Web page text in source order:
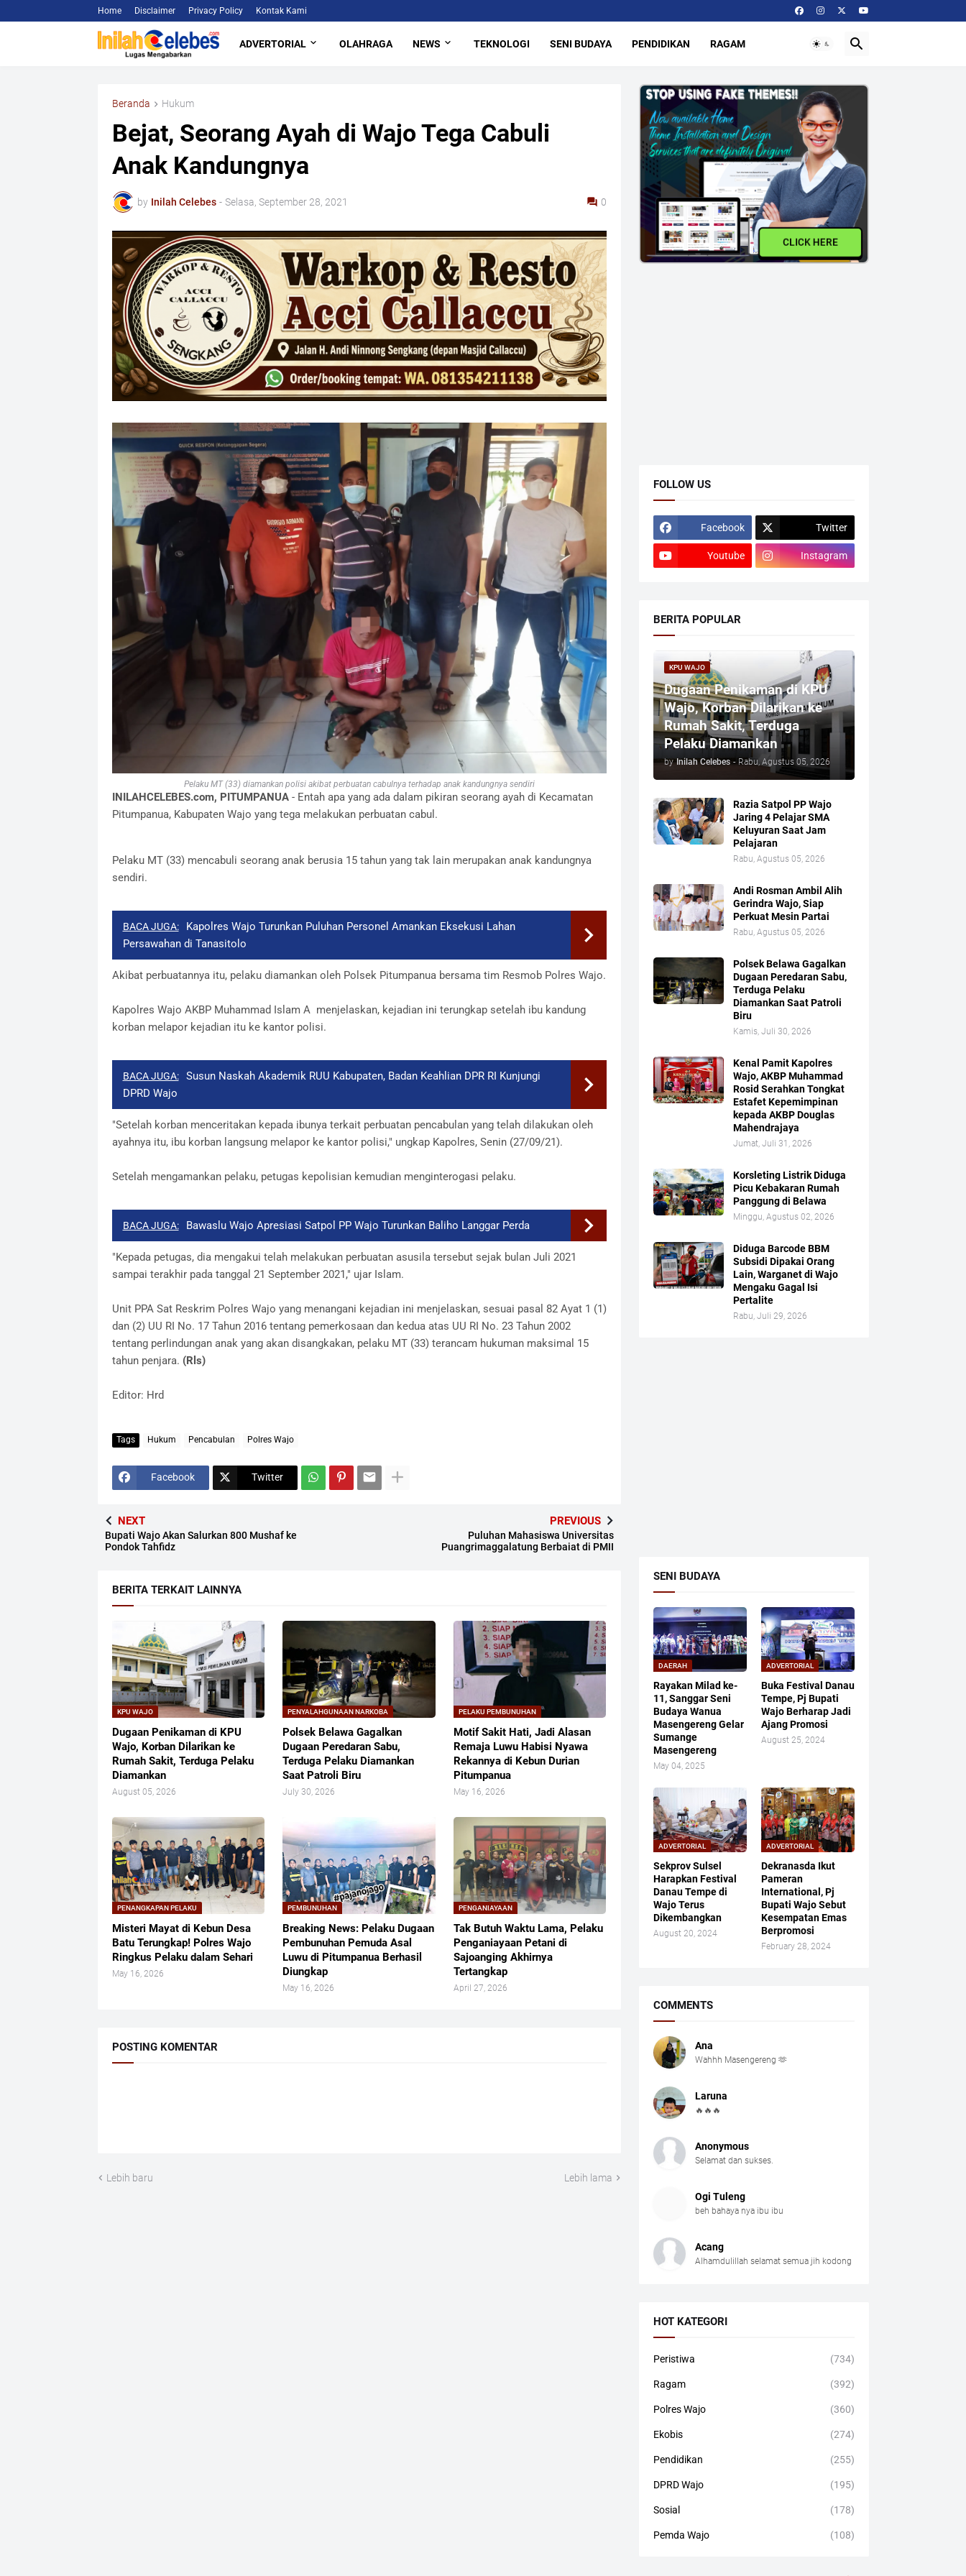
Home Disclaimer Privacy Policy Kontak Kami
ADVERTORIAL OLAHRAGA NEWS TEKNOLOGI SENI BUDAYA PENDIDIKAN RAGAM
Beranda Hukum
Bejat, Seorang Ayah di Wajo Tega Cabuli
Anak Kandungnya
by Inilah Celebes - Selasa, September 28, 2021 0
Pelaku MT (33) diamankan polisi akibat perbuatan cabulnya terhadap anak kandungnya sendiri
INILAHCELEBES.com, PITUMPANUA- Entah apa yang ada dalam pikiran seorang ayah di Kecamatan
Pitumpanua, Kabupaten Wajo yang tega melakukan perbuatan cabul.
Pelaku MT (33) mencabuli seorang anak berusia 15 tahun yang tak lain merupakan anak kandungnya
sendiri.
BACA JUGA:
Kapolres Wajo Turunkan Puluhan Personel Amankan Eksekusi Lahan
Persawahan di Tanasitolo
Akibat perbuatannya itu, pelaku diamankan oleh Polsek Pitumpanua bersama tim Resmob Polres Wajo.
Kapolres Wajo AKBP Muhammad Islam A menjelaskan, kejadian ini terungkap setelah ibu kandung
korban melapor kejadian itu ke kantor polisi.
BACA JUGA:
Susun Naskah Akademik RUU Kabupaten, Badan Keahlian DPR RI Kunjungi
DPRD Wajo
"Setelah korban menceritakan kepada ibunya terkait perbuatan pencabulan yang telah dilakukan oleh
ayahnya itu, ibu korban langsung melapor ke kantor polisi," ungkap Kapolres, Senin (27/09/21).
Setelah mengamankan pelaku, petugas kepolisian kemudian menginterogasi pelaku.
BACA JUGA: Bawaslu Wajo Apresiasi Satpol PP Wajo Turunkan Baliho Langgar Perda
"Kepada petugas, dia mengakui telah melakukan perbuatan asusila tersebut sejak bulan Juli 2021
sampai terakhir pada tanggal 21 September 2021," ujar Islam.
Unit PPA Sat Reskrim Polres Wajo yang menangani kejadian ini menjelaskan, sesuai pasal 82 Ayat 1 (1)
dan (2) UU RI No. 17 Tahun 2016 tentang pemerkosaan dan kedua atas UU RI No. 23 Tahun 2002
tentang perlindungan anak yang akan disangkakan, pelaku MT (33) terancam hukuman maksimal 15
tahun penjara. (Rls)
Editor: Hrd
Tags Hukum Pencabulan Polres Wajo
Facebook Twitter
NEXT
Bupati Wajo Akan Salurkan 800 Mushaf ke
Pondok Tahfidz
PREVIOUS
Puluhan Mahasiswa Universitas
Puangrimaggalatung Berbaiat di PMII
BERITA TERKAIT LAINNYA
KPU WAJO
Dugaan Penikaman di KPU
Wajo, Korban Dilarikan ke
Rumah Sakit, Terduga Pelaku
Diamankan
August 05, 2026
PENYALAHGUNAAN NARKOBA
Polsek Belawa Gagalkan
Dugaan Peredaran Sabu,
Terduga Pelaku Diamankan
Saat Patroli Biru
July 30, 2026
PELAKU PEMBUNUHAN
Motif Sakit Hati, Jadi Alasan
Remaja Luwu Habisi Nyawa
Rekannya di Kebun Durian
Pitumpanua
May 16, 2026
PENANGKAPAN PELAKU
Misteri Mayat di Kebun Desa
Batu Terungkap! Polres Wajo
Ringkus Pelaku dalam Sehari
May 16, 2026
PEMBUNUHAN
Breaking News: Pelaku Dugaan
Pembunuhan Pemuda Asal
Luwu di Pitumpanua Berhasil
Diungkap
May 16, 2026
PENGANIAYAAN
Tak Butuh Waktu Lama, Pelaku
Penganiayaan Petani di
Sajoanging Akhirnya
Tertangkap
April 27, 2026
POSTING KOMENTAR
Lebih baru Lebih lama
CLICK HERE
FOLLOW US
Facebook Twitter
Youtube Instagram
BERITA POPULAR
KPU WAJO
Dugaan Penikaman di KPU
Wajo, Korban Dilarikan ke
Rumah Sakit, Terduga
Pelaku Diamankan
by Inilah Celebes - Rabu, Agustus 05, 2026
Razia Satpol PP Wajo
Jaring 4 Pelajar SMA
Keluyuran Saat Jam
Pelajaran
Rabu, Agustus 05, 2026
Andi Rosman Ambil Alih
Gerindra Wajo, Siap
Perkuat Mesin Partai
Rabu, Agustus 05, 2026
Polsek Belawa Gagalkan
Dugaan Peredaran Sabu,
Terduga Pelaku
Diamankan Saat Patroli
Biru
Kamis, Juli 30, 2026
Kenal Pamit Kapolres
Wajo, AKBP Muhammad
Rosid Serahkan Tongkat
Estafet Kepemimpinan
kepada AKBP Douglas
Mahendrajaya
Jumat, Juli 31, 2026
Korsleting Listrik Diduga
Picu Kebakaran Rumah
Panggung di Belawa
Minggu, Agustus 02, 2026
Diduga Barcode BBM
Subsidi Dipakai Orang
Lain, Warganet di Wajo
Mengaku Gagal Isi
Pertalite
Rabu, Juli 29, 2026
SENI BUDAYA
DAERAH
Rayakan Milad ke-
11, Sanggar Seni
Budaya Wanua
Masengereng Gelar
Sumange
Masengereng
May 04, 2025
ADVERTORIAL
Buka Festival Danau
Tempe, Pj Bupati
Wajo Berharap Jadi
Ajang Promosi
August 25, 2024
ADVERTORIAL
Sekprov Sulsel
Harapkan Festival
Danau Tempe di
Wajo Terus
Dikembangkan
August 20, 2024
ADVERTORIAL
Dekranasda Ikut
Pameran
International, Pj
Bupati Wajo Sebut
Kesempatan Emas
Berpromosi
February 28, 2024
COMMENTS
Ana
Wahhh Masengereng 🫶
Laruna
🔥🔥🔥
Anonymous
Selamat dan sukses.
Ogi Tuleng
beh bahaya nya ibu ibu
Acang
Alhamdulillah selamat semua jih kodong
HOT KATEGORI
Peristiwa (734)
Ragam (392)
Polres Wajo (360)
Ekobis (274)
Pendidikan (255)
DPRD Wajo (195)
Sosial (178)
Pemda Wajo (108)